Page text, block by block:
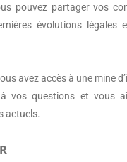
pouvez partager vos
évolutions légales
avez accès à une mine
vos questions et vous
actuels.